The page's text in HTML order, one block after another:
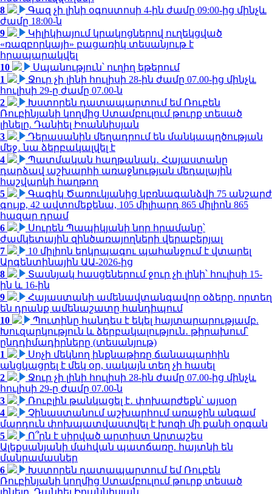
8
Գազ չի լինի օգոստոսի 4-ին ժամը 09:00-ից մինչև
ժամը 18:00-ն
9
Կիլիկիայում կրակոցներով ուղեկցված
«ռազբորկայի» բացառիկ տեսանյութ է
հրապարակվել
10
Սպանություն՝ ուղիղ եթերում
1
Ջուր չի լինի հուլիսի 28-ին ժամը 07.00-ից մինչև
հուլիսի 29-ը ժամը 07.00-ն
2
Խստորեն դատապարտում եմ Ռուբեն
Ռուբինյանի կողմից Ստամբուլում թուրք տեսած
լինելը. Դանիել Իոաննիսյան
3
Դերասանին մեղադրում են մանկապղծության
մեջ․ նա ձերբակալվել է
4
Պատմական հաղթանակ․ Հայաստանը
դարձավ աշխարհի առաջնության մեդալային
հաշվարկի հաղթող
5
Գագիկ Ծառուկյանից կբռնագանձվի 75 անշարժ
գույք, 42 ավտոմեքենա, 105 միլիարդ 865 միլիոն 865
հազար դրամ
6
Սուրեն Պապիկյանի նոր հրամանը՝
ժամկետային զինծառայողների վերաբերյալ
7
10 միլիոն երկրպագու պահանջում է վտարել
Արգենտինային ԱԱ-2026-ից
8
Տասնյակ հասցեներում ջուր չի լինի՝ հուլիսի 15-
ին և 16-ին
9
Հայաստանի ամենավտանգավոր օձերը. որտեղ
են դրանք ամենաշատը հանդիպում
10
Պուտինը հանդես է եկել հայտարարությամբ.
Խուզարկություն և ձերբակալություն․ թիրախում՝
ընդդիմադիրները (տեսանյութ)
1
Սոչի մեկնող ինքնաթիռը ճանապարհին
անցկացրել է մեկ օր, սակայն տեղ չի հասել
2
Ջուր չի լինի հուլիսի 28-ին ժամը 07.00-ից մինչև
հուլիսի 29-ը ժամը 07.00-ն
3
Ռուբլին թանկացել է․ փոխարժեքն՝ այսօր
4
Չինաստանում աշխարհում առաջին անգամ
մարդուն փոխպատվաստվել է խոզի մի քանի օրգան
5
Ո՞րն է սիրված արտիստ Արտաշես
Ալեքսանյանի մահվան պատճառը. հայտնի են
մանրամասներ
6
Խստորեն դատապարտում եմ Ռուբեն
Ռուբինյանի կողմից Ստամբուլում թուրք տեսած
լինելը. Դանիել Իոաննիսյան